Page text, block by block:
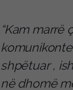
“Kam marrë
shpëtuar ,
në dhomë